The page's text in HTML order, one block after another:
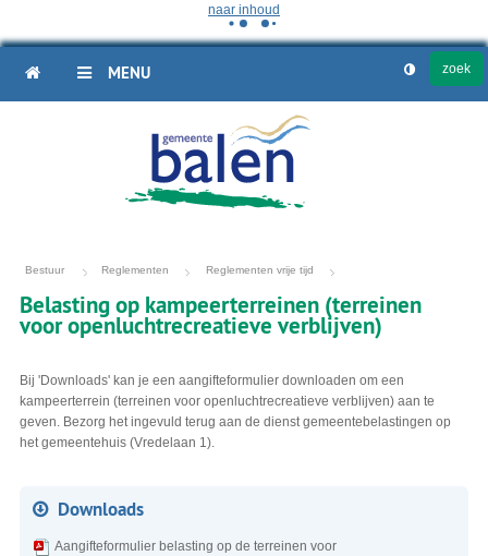
naar inhoud
HOME MENU
Bestuur Reglementen Reglementen vrije tijd
Belasting op kampeerterreinen (terreinen
voor openluchtrecreatieve verblijven)
Bij 'Downloads' kan je een aangifteformulier downloaden om een
kampeerterrein (terreinen voor openluchtrecreatieve verblijven) aan te
geven. Bezorg het ingevuld terug aan de dienst gemeentebelastingen op
het gemeentehuis (Vredelaan 1).
Downloads
Aangifteformulier belasting op de terreinen voor